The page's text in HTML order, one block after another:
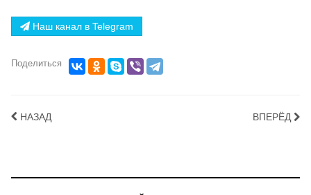
Наш канал в Telegram
Поделиться
НАЗАД ВПЕРЁД